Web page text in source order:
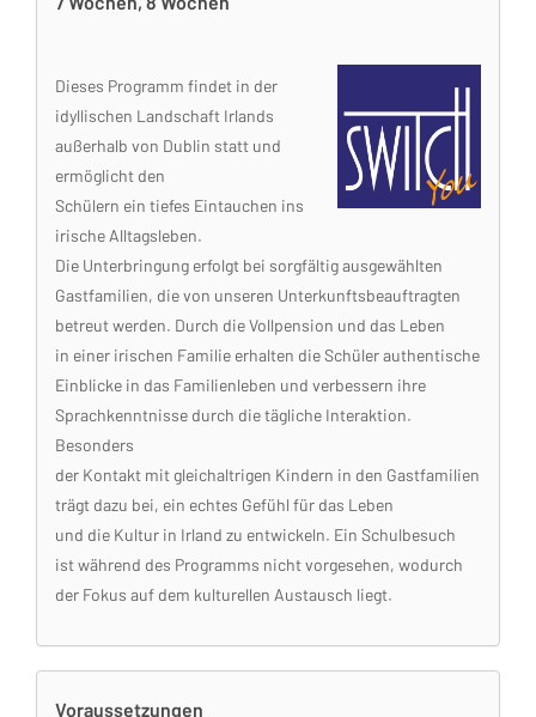
Dieses Programm findet in der
idyllischen Landschaft Irlands
außerhalb von Dublin statt und
ermöglicht den
Schülern ein tiefes Eintauchen ins
irische Alltagsleben.
Die Unterbringung erfolgt bei sorgfältig ausgewählten
Gastfamilien, die von unseren Unterkunftsbeauftragten
betreut werden. Durch die Vollpension und das Leben
in einer irischen Familie erhalten die Schüler authentische
Einblicke in das Familienleben und verbessern ihre
Sprachkenntnisse durch die tägliche Interaktion.
Besonders
der Kontakt mit gleichaltrigen Kindern in den Gastfamilien
trägt dazu bei, ein echtes Gefühl für das Leben
und die Kultur in Irland zu entwickeln. Ein Schulbesuch
ist während des Programms nicht vorgesehen, wodurch
der Fokus auf dem kulturellen Austausch liegt.
Voraussetzungen